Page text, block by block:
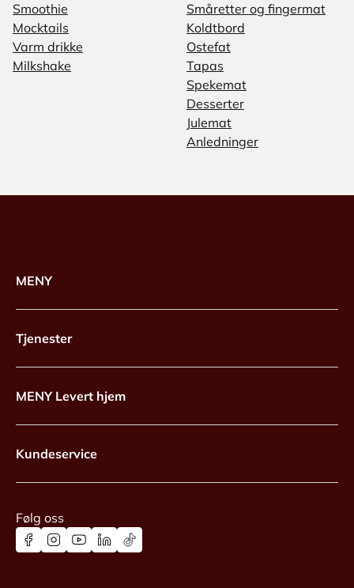
Smoothie
Mocktails
Varm drikke
Milkshake
Småretter og fingermat
Koldtbord
Ostefat
Tapas
Spekemat
Desserter
Julemat
Anledninger
MENY
Tjenester
MENY Levert hjem
Kundeservice
Følg oss